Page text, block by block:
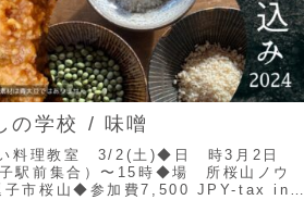
の学校 / 味噌
料理教室 3/2(土)◆日 時3月2日
子駅前集合）〜15時◆場 所桜山ノウ
子市桜山◆参加費7,500 JPY-tax in◆